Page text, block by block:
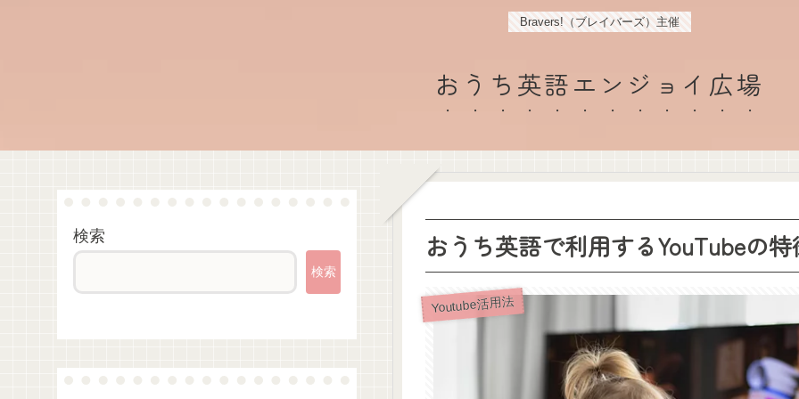
Bravers!（ブレイバーズ）主催
おうち英語エンジョイ広場
おうち英語で利用するYouTubeの特
Youtube活用法
検索
検索